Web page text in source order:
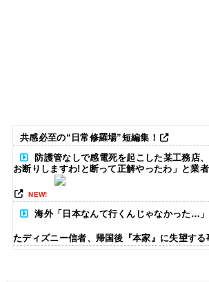
共感必至の“日常修羅場”短編集！
防護管なしで感電死を起こした某工務店
お断りしますわ!と断って正解やったわ」と業
NEW!
海外「日本なんて行くんじゃなかった…
たディズニー信者、帰国後『本家』に失望する